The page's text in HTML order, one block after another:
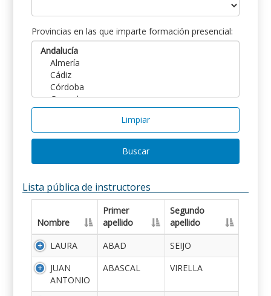
Provincias en las que imparte formación presencial:
Limpiar
Buscar
Lista pública de instructores
Nombre
Primer
apellido
Segundo
apellido
LAURA
ABAD
SEIJO
JUAN
ANTONIO
ABASCAL VIRELLA